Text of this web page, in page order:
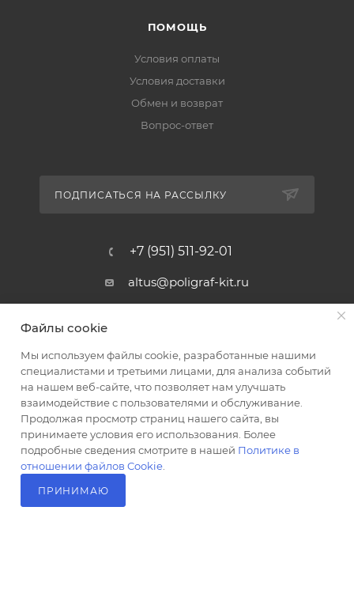
ПОМОЩЬ
Условия оплаты
Условия доставки
Обмен и возврат
Вопрос-ответ
ПОДПИСАТЬСЯ НА РАССЫЛКУ
+7 (951) 511-92-01
altus@poligraf-kit.ru
Ростовская обл, Аксайский р-н,
Кольцо, 3, ТЦ "Альтус" 1 этаж
Показать на карте
2026 © Полиграф кит - интернет-магазин
Файлы cookie
Мы используем файлы cookie, разработанные нашими
специалистами и третьими лицами, для анализа событий
на нашем веб-сайте, что позволяет нам улучшать
взаимодействие с пользователями и обслуживание.
Продолжая просмотр страниц нашего сайта, вы
принимаете условия его использования. Более
подробные сведения смотрите в нашей Политике в
отношении файлов Cookie
ПРИНИМАЮ